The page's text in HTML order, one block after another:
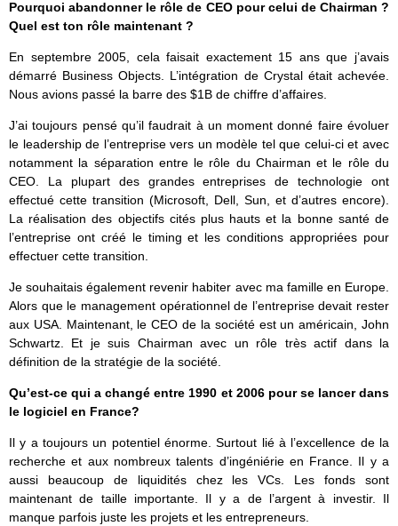
Pourquoi abandonner le rôle de CEO pour celui de Chairman ?
Quel est ton rôle maintenant ?
En septembre 2005, cela faisait exactement 15 ans que j’avais
démarré Business Objects. L’intégration de Crystal était achevée.
Nous avions passé la barre des $1B de chiffre d’affaires.
J’ai toujours pensé qu’il faudrait à un moment donné faire évoluer
le leadership de l’entreprise vers un modèle tel que celui-ci et avec
notamment la séparation entre le rôle du Chairman et le rôle du
CEO. La plupart des grandes entreprises de technologie ont
effectué cette transition (Microsoft, Dell, Sun, et d’autres encore).
La réalisation des objectifs cités plus hauts et la bonne santé de
l’entreprise ont créé le timing et les conditions appropriées pour
effectuer cette transition.
Je souhaitais également revenir habiter avec ma famille en Europe.
Alors que le management opérationnel de l’entreprise devait rester
aux USA. Maintenant, le CEO de la société est un américain, John
Schwartz. Et je suis Chairman avec un rôle très actif dans la
définition de la stratégie de la société.
Qu’est-ce qui a changé entre 1990 et 2006 pour se lancer dans
le logiciel en France?
Il y a toujours un potentiel énorme. Surtout lié à l’excellence de la
recherche et aux nombreux talents d’ingéniérie en France. Il y a
aussi beaucoup de liquidités chez les VCs. Les fonds sont
maintenant de taille importante. Il y a de l’argent à investir. Il
manque parfois juste les projets et les entrepreneurs.